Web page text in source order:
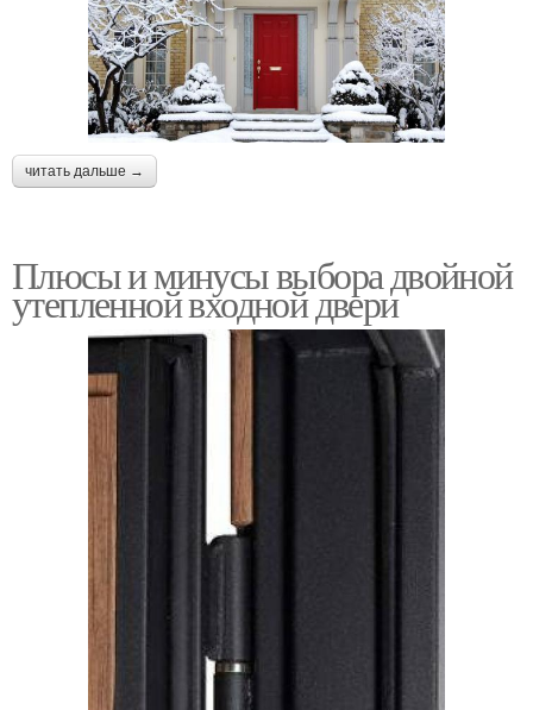
читать дальше →
Плюсы и минусы выбора двойной
утепленной входной двери